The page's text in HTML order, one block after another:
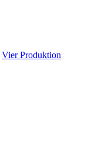
Vier Produktion